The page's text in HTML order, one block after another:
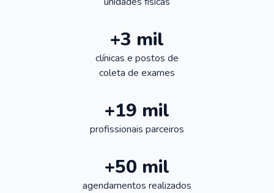
+3 mil
clínicas e postos de
coleta de exames
+19 mil
profissionais parceiros
+50 mil
agendamentos realizados